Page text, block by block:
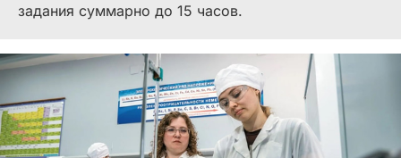
задания суммарно до 15 часов.